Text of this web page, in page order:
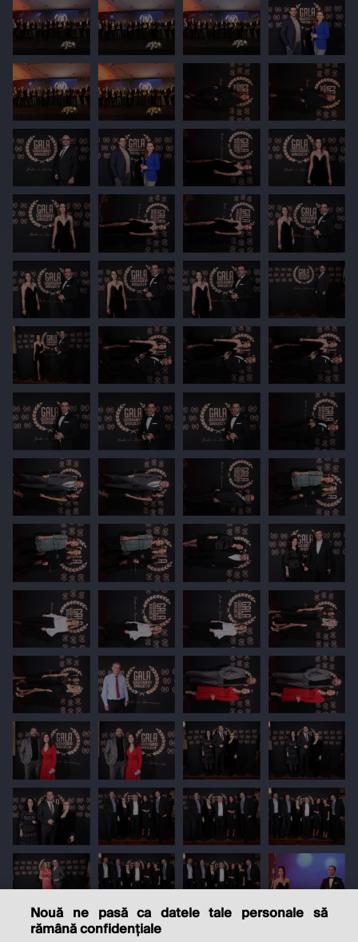
Nouă ne pasă ca datele tale personale să
rămână confidențiale